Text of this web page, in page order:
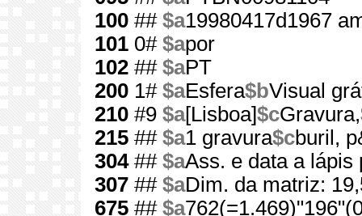
100 ## $a19980417d1967
101 0# $apor
102 ## $aPT
200 1# $aEsfera$bVisual
210 #9 $a[Lisboa]$cGravura,
215 ## $a1 gravura$cburil,
304## $aAss. e data a lápis
307 ## $aDim. da matriz:
675 ## $a